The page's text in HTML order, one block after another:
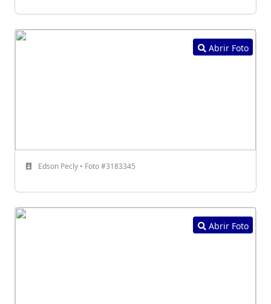
Abrir Foto
Edson Pecly • Foto #3183345
Abrir Foto